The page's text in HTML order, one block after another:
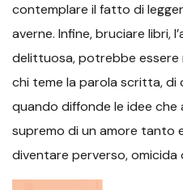
contemplare il fatto di
averne. Infine, bruciare libri,
delittuosa, potrebbe essere
chi teme la parola scritta, di
quando diffonde le idee che
supremo di un amore tanto
diventare perverso, omicida